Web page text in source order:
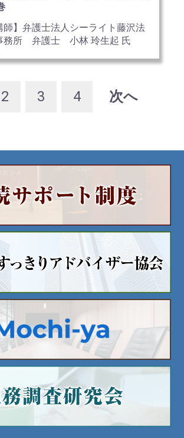
師】弁護士法人シーライト藤沢法
務所 弁護士 小林 玲生起 氏
2 3 4 次へ